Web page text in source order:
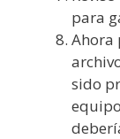
para
Ahora
sido